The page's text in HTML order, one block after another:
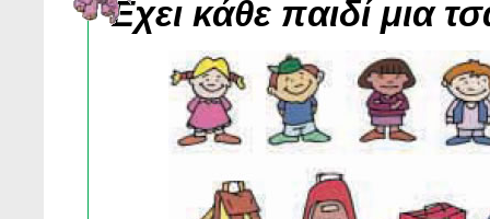
Έχει κάθε παιδί μια